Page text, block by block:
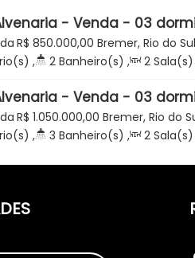
- Venda - 03
Blumenau -
Torres - Bremer -
R$ 850.000,00 Bremer, Rio do
, 2 Banheiro(s) , 2 Sala(s)
m² , 2 Vaga(s) , Terreno: 471
- Venda - 03
- Condomínio
- Rio do Sul
R$ 1.050.000,00 Bremer, Rio do
, 3 Banheiro(s) , 2 Sala(s)